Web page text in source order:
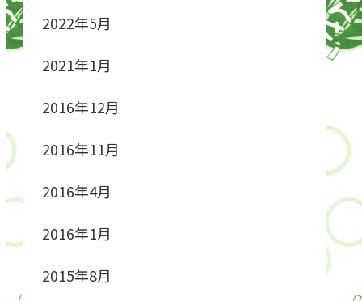
2022年5月
2021年1月
2016年12月
2016年11月
2016年4月
2016年1月
2015年8月